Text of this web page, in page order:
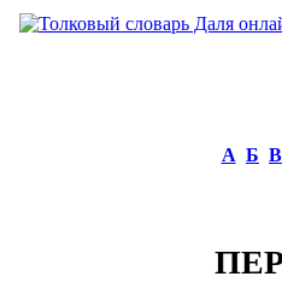
А Б В